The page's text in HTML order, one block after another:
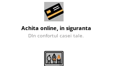
Achita online, in siguranta
DIn confortul casei tale.